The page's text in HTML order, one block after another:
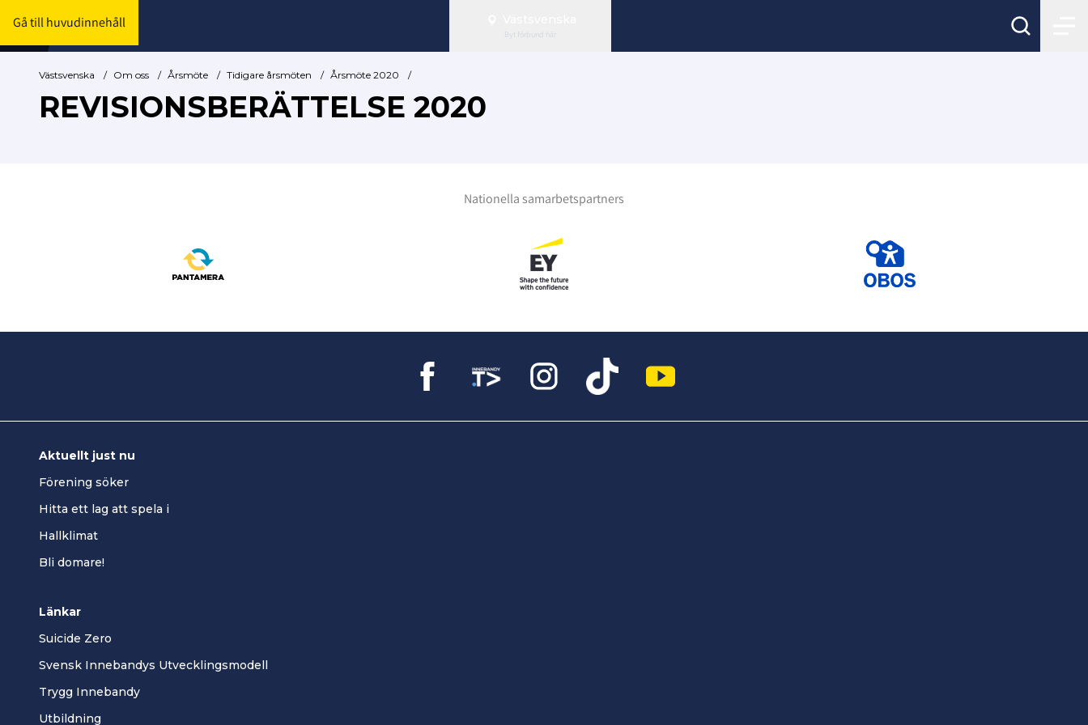
Gå till huvudinnehåll
Byt förbund här
Västsvenska / Om oss / Årsmöte / Tidigare årsmöten / Årsmöte 2020 /
REVISIONSBERÄTTELSE 2020
Nationella samarbetspartners
Aktuellt just nu
Förening söker
Hitta ett lag att spela i
Hallklimat
Bli domare!
Länkar
Suicide Zero
Svensk Innebandys Utvecklingsmodell
Trygg Innebandy
Utbildning